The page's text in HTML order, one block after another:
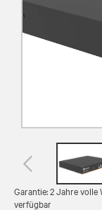
Garantie: 2 Jahre
verfügbar